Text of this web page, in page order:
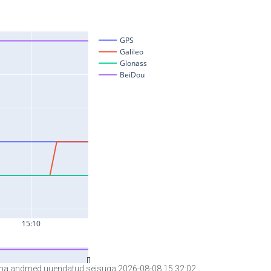
andmed uuendatud seisuga 2026-08-08 15:32:02